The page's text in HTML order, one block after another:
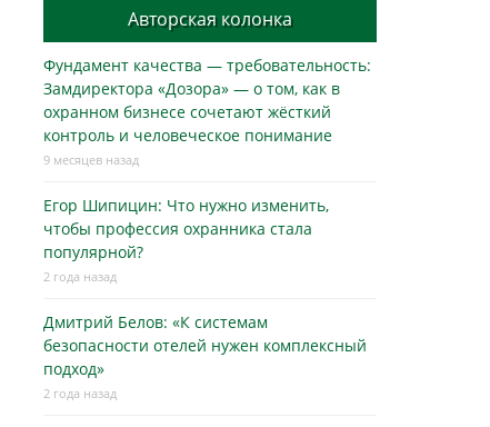
Авторская колонка
Фундамент качества — требовательность:
Замдиректора «Дозора» — о том, как в
охранном бизнесe сочетают жёсткий
контроль и человеческое понимание
9 месяцев назад
Егор Шипицин: Что нужно изменить,
чтобы профессия охранника стала
популярной?
2 года назад
Дмитрий Белов: «К системам
безопасности отелей нужен комплексный
подход»
2 года назад